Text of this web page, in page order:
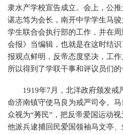
隶水产学校宣告成立。会上，公
谌志笃为会长，南开中学学生马
学生联合会执行部的工作，并在
会报》当编辑，也就是在这时结
报观点鲜明，反帝态度坚决，工
所以得到了学联干事和评议员们的
1919年7月，北洋政府颁发
命济南镇守使马良为戒严司令。
众视为“莠民”，把反帝爱国运动视
他派兵逮捕回民爱国领袖马文亭